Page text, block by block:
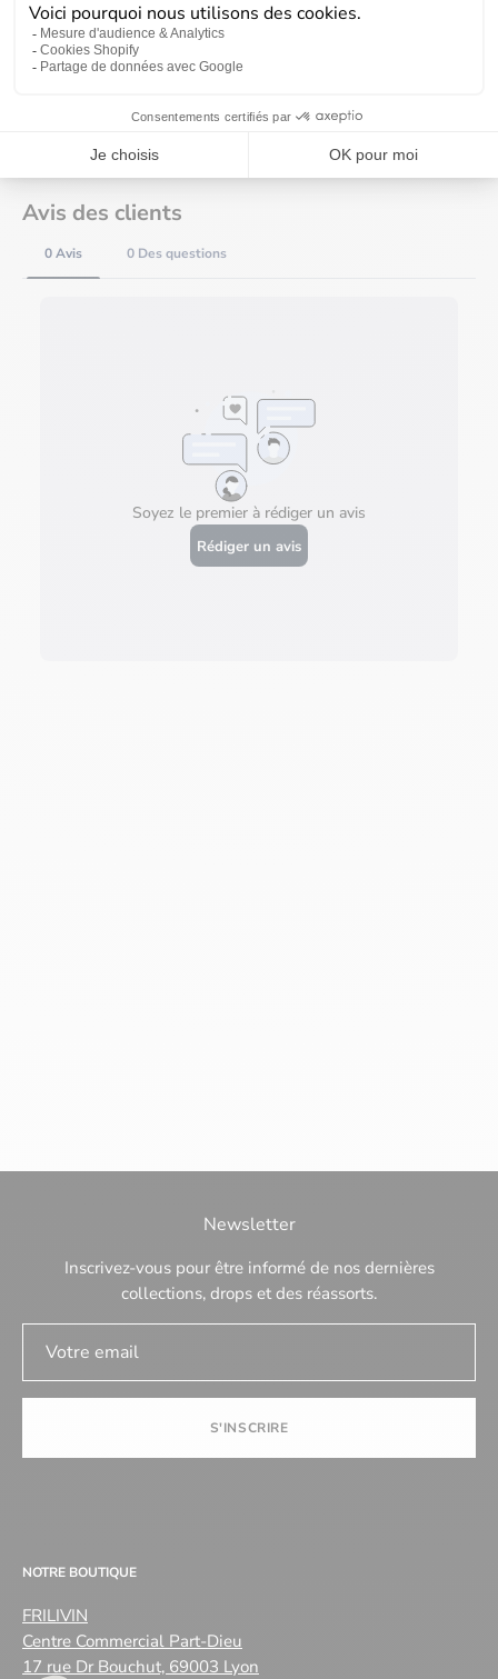
Information sur la livraison et les retours
Besoin d'aide ?
Avis des clients
0 Avis 0 Des questions
Soyez le premier à rédiger un avis
Rédiger un avis
Newsletter
Inscrivez-vous pour être informé de nos dernières
collections, drops et des réassorts.
S'INSCRIRE
NOTRE BOUTIQUE
FRILIVIN
Centre Commercial Part-Dieu
17 rue Dr Bouchut, 69003 Lyon